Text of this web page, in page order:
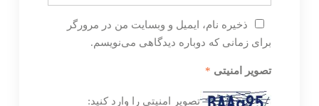
ذخیره نام، ایمیل و وبسایت من در مرورگر
برای زمانی که دوباره دیدگاهی می‌نویسم.
تصویر امنیتی *
تصویر امنیتی را وارد کنید: